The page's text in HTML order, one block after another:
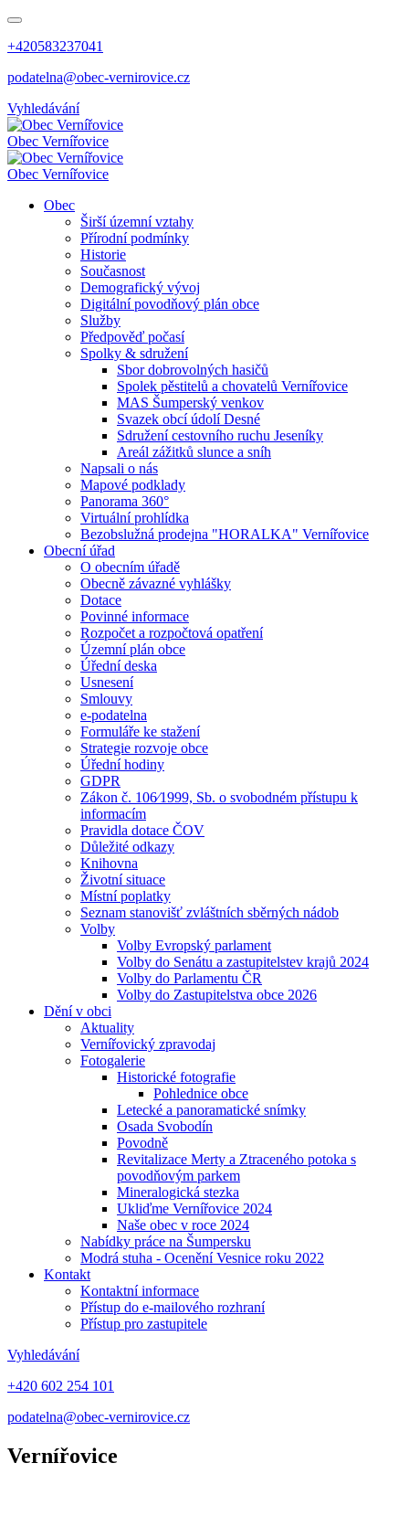
+420583237041
podatelna@obec-vernirovice.cz
Vyhledávání
Obec Vernířovice
Obec Vernířovice
Obec
Širší územní vztahy
Přírodní podmínky
Historie
Současnost
Demografický vývoj
Digitální povodňový plán obce
Služby
Předpověď počasí
Spolky & sdružení
Sbor dobrovolných hasičů
Spolek pěstitelů a chovatelů Vernířovice
MAS Šumperský venkov
Svazek obcí údolí Desné
Sdružení cestovního ruchu Jeseníky
Areál zážitků slunce a sníh
Napsali o nás
Mapové podklady
Panorama 360°
Virtuální prohlídka
Bezobslužná prodejna "HORALKA" Vernířovice
Obecní úřad
O obecním úřadě
Obecně závazné vyhlášky
Dotace
Povinné informace
Rozpočet a rozpočtová opatření
Územní plán obce
Úřední deska
Usnesení
Smlouvy
e-podatelna
Formuláře ke stažení
Strategie rozvoje obce
Úřední hodiny
GDPR
Zákon č. 106⁄1999, Sb. o svobodném přístupu k
informacím
Pravidla dotace ČOV
Důležité odkazy
Knihovna
Životní situace
Místní poplatky
Seznam stanovišť zvláštních sběrných nádob
Volby
Volby Evropský parlament
Volby do Senátu a zastupitelstev krajů 2024
Volby do Parlamentu ČR
Volby do Zastupitelstva obce 2026
Dění v obci
Aktuality
Vernířovický zpravodaj
Fotogalerie
Historické fotografie
Pohlednice obce
Letecké a panoramatické snímky
Osada Svobodín
Povodně
Revitalizace Merty a Ztraceného potoka s
povodňovým parkem
Mineralogická stezka
Ukliďme Vernířovice 2024
Naše obec v roce 2024
Nabídky práce na Šumpersku
Modrá stuha - Ocenění Vesnice roku 2022
Kontakt
Kontaktní informace
Přístup do e-mailového rozhraní
Přístup pro zastupitele
Vyhledávání
+420 602 254 101
podatelna@obec-vernirovice.cz
Vernířovice